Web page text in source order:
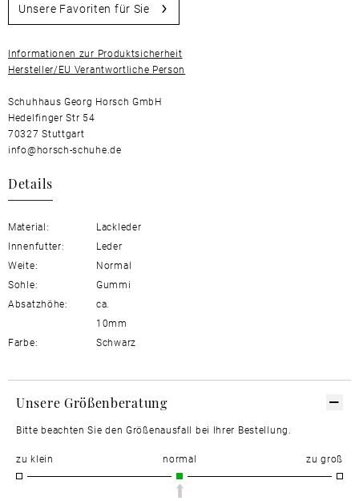
Unsere Favoriten für Sie
Informationen zur Produktsicherheit
Hersteller/EU Verantwortliche Person
Schuhhaus Georg Horsch GmbH
Hedelfinger Str 54
70327 Stuttgart
info@horsch-schuhe.de
Details
Material:
Lackleder
Innenfutter:
Leder
Weite:
Normal
Sohle:
Gummi
Absatzhöhe:
ca.
10mm
Farbe:
Schwarz
Unsere Größenberatung
Bitte beachten Sie den Größenausfall bei Ihrer Bestellung.
zu klein normal zu groß